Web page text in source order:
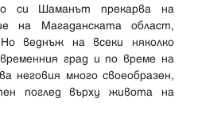
си Шаманът прекарва на
на Магаданската област,
веднъж на всеки няколко
град и по време на
неговия много своеобразен,
поглед върху живота на